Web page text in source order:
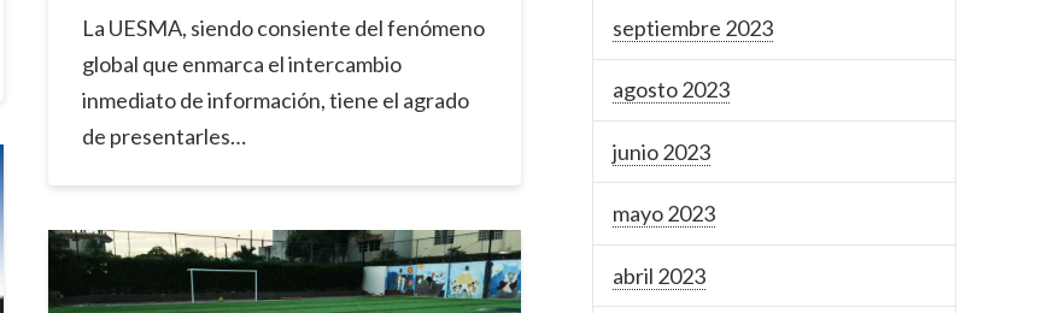
La UESMA, siendo consiente del fenómeno
global que enmarca el intercambio
inmediato de información, tiene el agrado
de presentarles…
septiembre 2023
agosto 2023
junio 2023
mayo 2023
abril 2023